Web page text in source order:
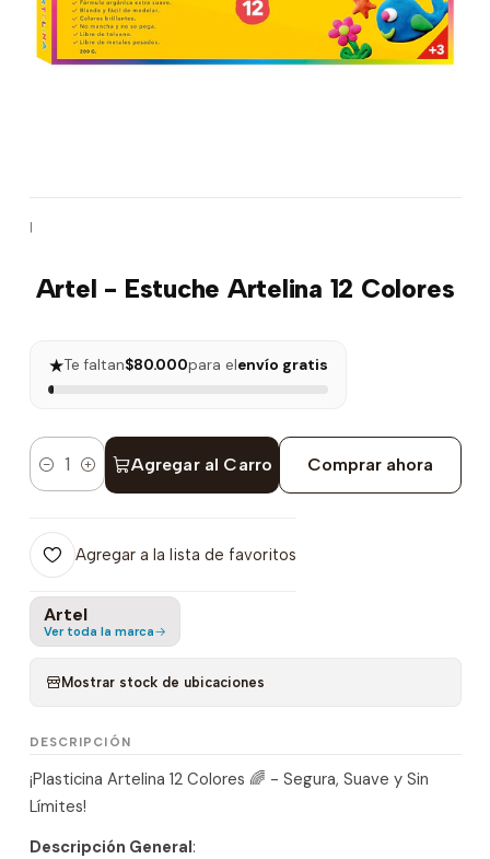
|
Artel - Estuche Artelina 12 Colores
★Te faltan$80.000para elenvío gratis
Cantidad Agregar al Carro Comprar ahora
Agregar a la lista de favoritos
Artel
Ver toda la marca
Mostrar stock de ubicaciones
DESCRIPCIÓN
¡Plasticina Artelina 12 Colores 🌈 - Segura, Suave y Sin
Límites!
Descripción General: